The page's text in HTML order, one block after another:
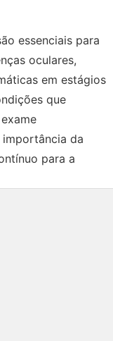
essenciais para
oculares,
em estágios
que
da
para a